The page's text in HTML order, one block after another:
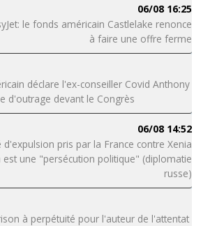
06/08 16:25
le fonds américain Castlelake renonce
à faire une offre ferme
déclare l'ex-conseiller Covid Anthony
d'outrage devant le Congrès
06/08 14:52
d'expulsion pris par la France contre Xenia
est une "persécution politique" (diplomatie
russe)
à perpétuité pour l'auteur de l'attentat